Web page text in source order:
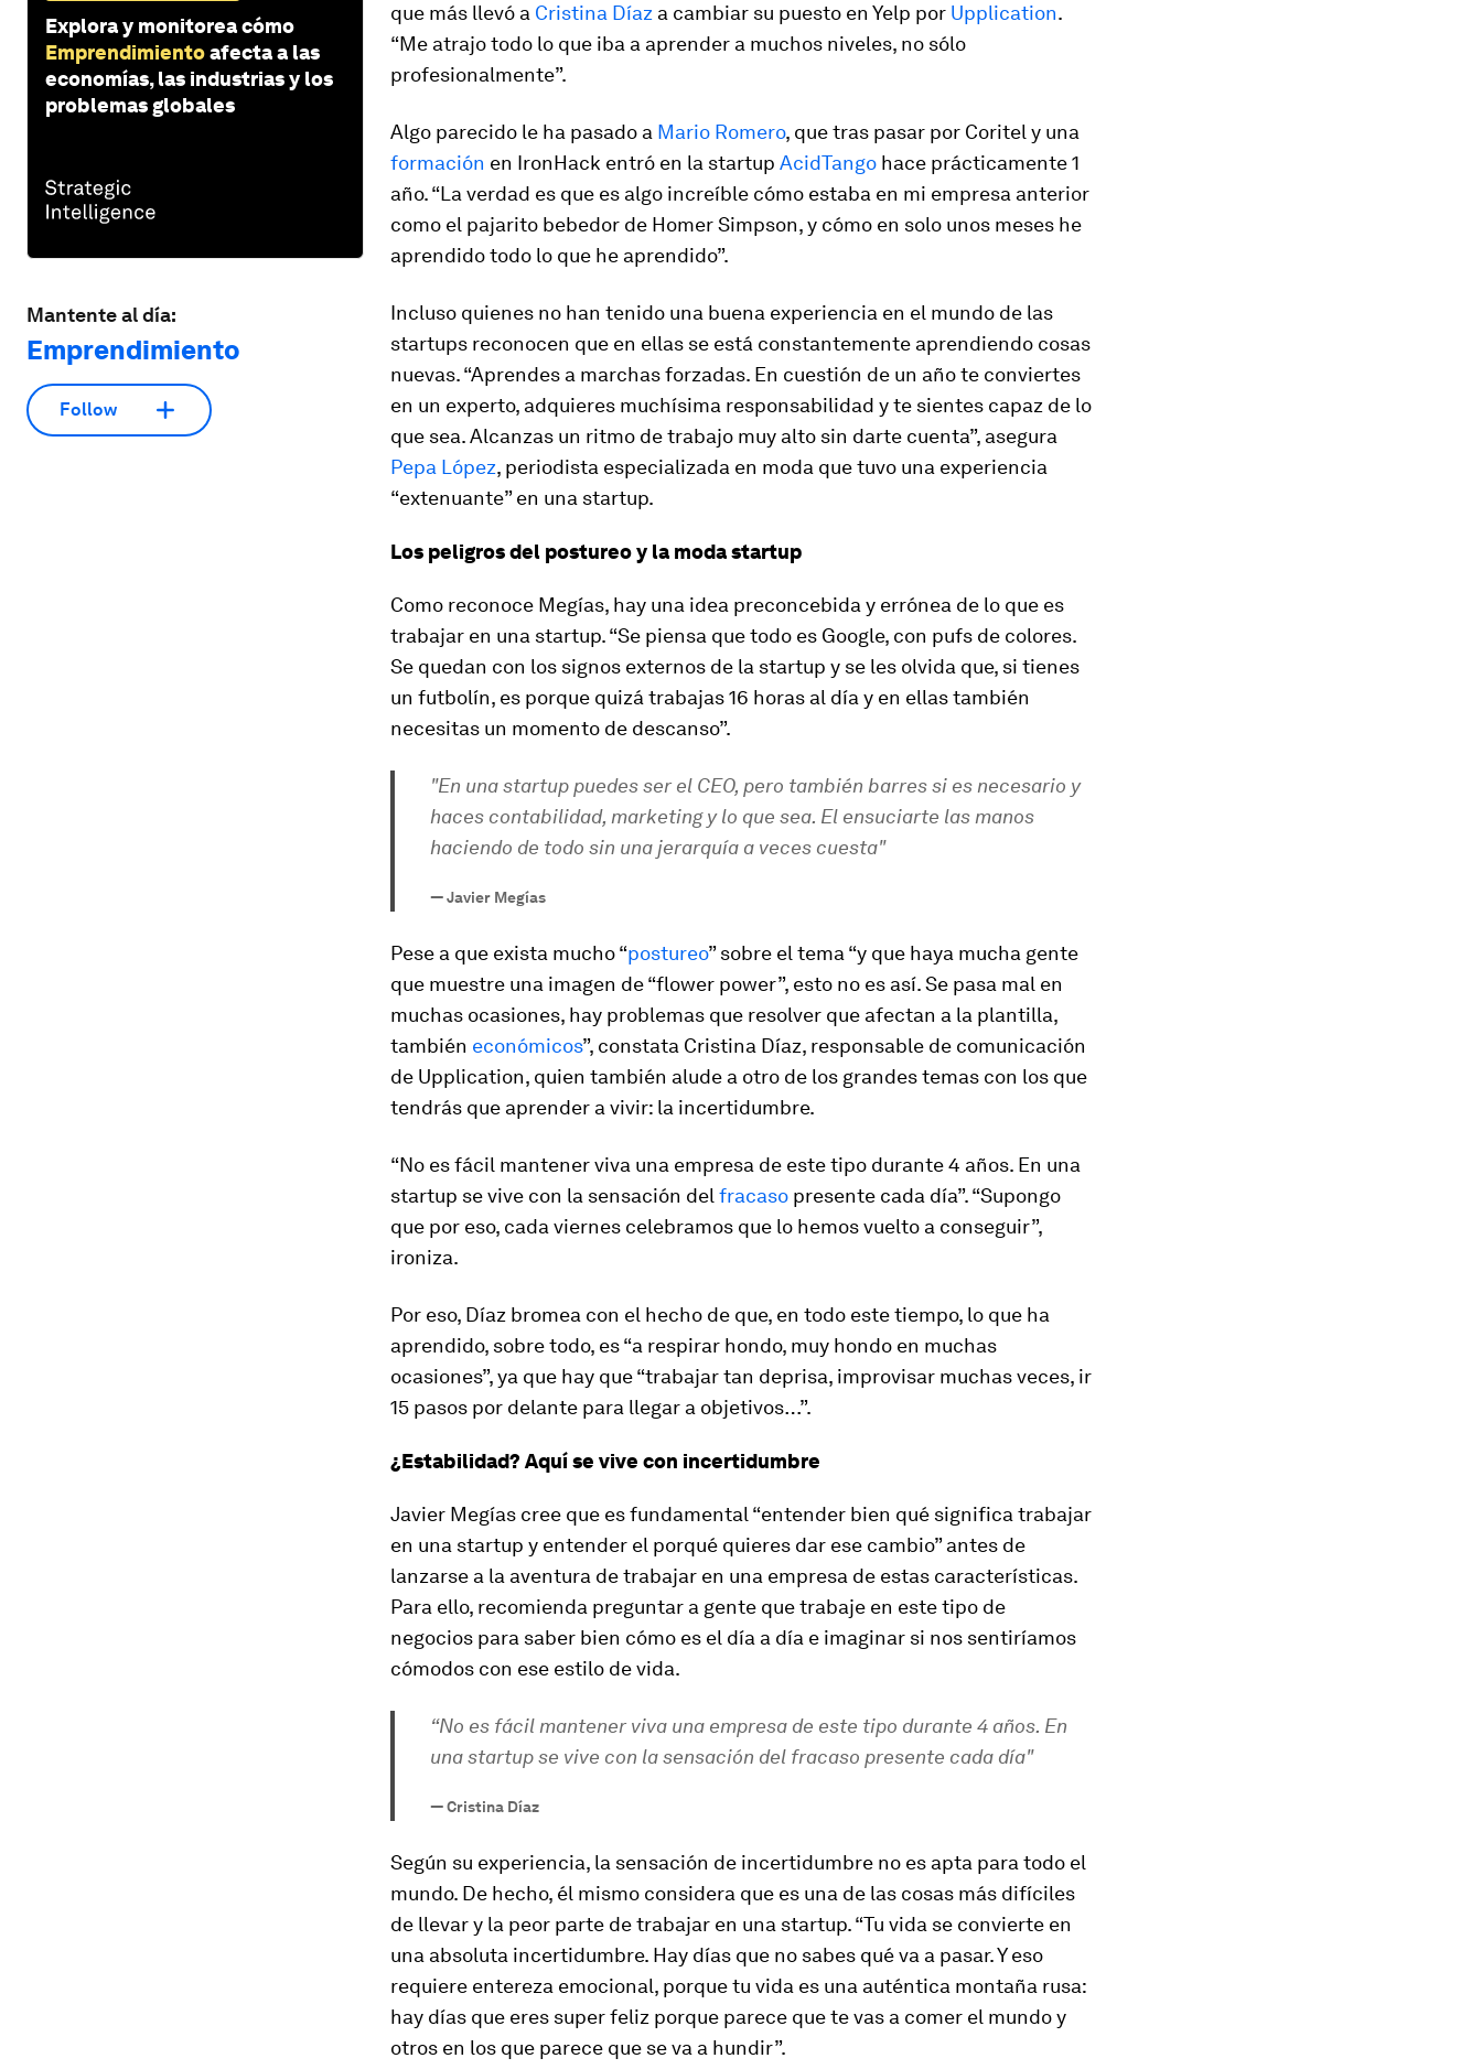
Explora y monitorea cómo
Emprendimientoafecta a las
economías, las industrias y los
problemas globales
Mantente al día:
Emprendimiento
Follow
que más llevó a Cristina Díaz a cambiar su puesto en Yelp por Upplication.
“Me atrajo todo lo que iba a aprender a muchos niveles, no sólo
profesionalmente”.
Algo parecido le ha pasado a Mario Romero, que tras pasar por Coritel y una
formación en IronHack entró en la startup AcidTango hace prácticamente 1
año. “La verdad es que es algo increíble cómo estaba en mi empresa anterior
como el pajarito bebedor de Homer Simpson, y cómo en solo unos meses he
aprendido todo lo que he aprendido”.
Incluso quienes no han tenido una buena experiencia en el mundo de las
startups reconocen que en ellas se está constantemente aprendiendo cosas
nuevas. “Aprendes a marchas forzadas. En cuestión de un año te conviertes
en un experto, adquieres muchísima responsabilidad y te sientes capaz de lo
que sea. Alcanzas un ritmo de trabajo muy alto sin darte cuenta”, asegura
Pepa López, periodista especializada en moda que tuvo una experiencia
“extenuante” en una startup.
Los peligros del postureo y la moda startup
Como reconoce Megías, hay una idea preconcebida y errónea de lo que es
trabajar en una startup. “Se piensa que todo es Google, con pufs de colores.
Se quedan con los signos externos de la startup y se les olvida que, si tienes
un futbolín, es porque quizá trabajas 16 horas al día y en ellas también
necesitas un momento de descanso”.
"En una startup puedes ser el CEO, pero también barres si es necesario y
haces contabilidad, marketing y lo que sea. El ensuciarte las manos
haciendo de todo sin una jerarquía a veces cuesta"
—Javier Megías
Pese a que exista mucho “postureo” sobre el tema “y que haya mucha gente
que muestre una imagen de “flower power”, esto no es así. Se pasa mal en
muchas ocasiones, hay problemas que resolver que afectan a la plantilla,
también económicos”, constata Cristina Díaz, responsable de comunicación
de Upplication, quien también alude a otro de los grandes temas con los que
tendrás que aprender a vivir: la incertidumbre.
“No es fácil mantener viva una empresa de este tipo durante 4 años. En una
startup se vive con la sensación del fracaso presente cada día”. “Supongo
que por eso, cada viernes celebramos que lo hemos vuelto a conseguir”,
ironiza.
Por eso, Díaz bromea con el hecho de que, en todo este tiempo, lo que ha
aprendido, sobre todo, es “a respirar hondo, muy hondo en muchas
ocasiones”, ya que hay que “trabajar tan deprisa, improvisar muchas veces, ir
15 pasos por delante para llegar a objetivos…”.
¿Estabilidad? Aquí se vive con incertidumbre
Javier Megías cree que es fundamental “entender bien qué significa trabajar
en una startup y entender el porqué quieres dar ese cambio” antes de
lanzarse a la aventura de trabajar en una empresa de estas características.
Para ello, recomienda preguntar a gente que trabaje en este tipo de
negocios para saber bien cómo es el día a día e imaginar si nos sentiríamos
cómodos con ese estilo de vida.
“No es fácil mantener viva una empresa de este tipo durante 4 años. En
una startup se vive con la sensación del fracaso presente cada día"
—Cristina Díaz
Según su experiencia, la sensación de incertidumbre no es apta para todo el
mundo. De hecho, él mismo considera que es una de las cosas más difíciles
de llevar y la peor parte de trabajar en una startup. “Tu vida se convierte en
una absoluta incertidumbre. Hay días que no sabes qué va a pasar. Y eso
requiere entereza emocional, porque tu vida es una auténtica montaña rusa:
hay días que eres super feliz porque parece que te vas a comer el mundo y
otros en los que parece que se va a hundir”.